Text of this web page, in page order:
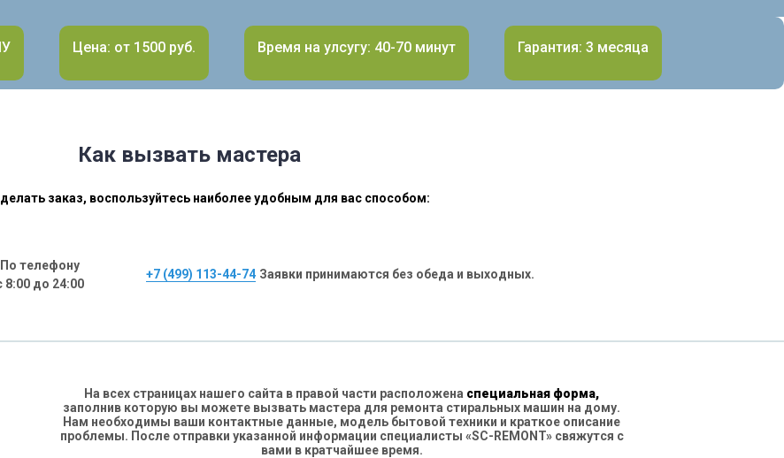
Цена: от 1500 руб. Время на улсугу: 40-70 минут Гарантия: 3 месяца
Как вызвать мастера
заказ, воспользуйтесь наиболее удобным для вас способом:
По телефону
8:00 до 24:00
+7 (499) 113-44-74 Заявки принимаются без обеда и выходных.
На всех страницах нашего сайта в правой части расположена специальная форма,
заполнив которую вы можете вызвать мастера для ремонта стиральных машин на дому.
Нам необходимы ваши контактные данные, модель бытовой техники и краткое описание
проблемы. После отправки указанной информации специалисты «SC-REMONT» свяжутся с
вами в кратчайшее время.